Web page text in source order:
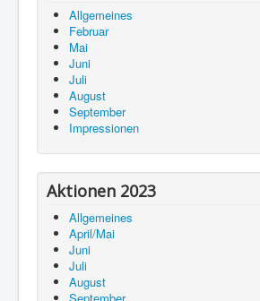
Allgemeines
Februar
Mai
Juni
Juli
August
September
Impressionen
Aktionen 2023
Allgemeines
April/Mai
Juni
Juli
August
September